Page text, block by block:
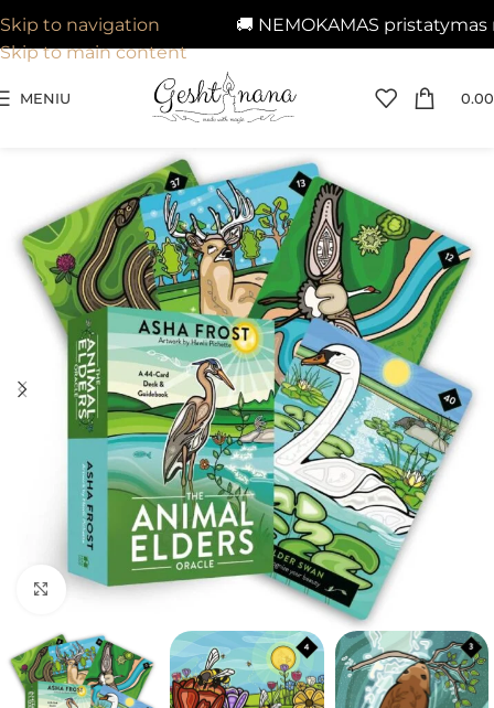
🚚 NEMOKAMAS pristatymas
Skip to navigation
Skip to main content
MENIU 0.00
Spustelėkite, kad padidintumėte